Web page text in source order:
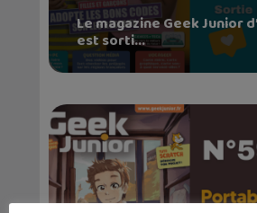
Le magazine Geek Junior
est sorti...